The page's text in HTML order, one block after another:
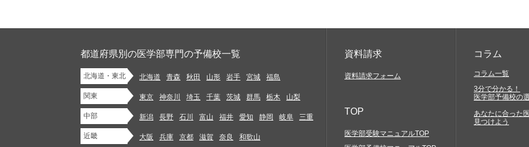
2.未成年者の健全な保護育成を害するような行為をすること
3.法令や条例に違反する行為を行うこと
4.自分以外の人物を名乗ったり、代表権や代理権がないにもかかわらず会社などの組織を名乗ったり、または他の人物や組織と提携、協力関係にある
5.他のお客様または第三者との間での、売買等金銭的な利害の発生する行為及び代価性のない物品の交換や贈与等経済的な利害関係の生じること、並
6. 商業用の広告、宣伝を目的としたコンテンツ、ジャンクメール、スパムメール、チェーンレター、無限連鎖講、その他勧誘を目的とするコンテンツ
7. 法令または本規約において認められている場合を除き、当社サイトの提供する情報を当社の事前の同意なく、複写、もしくはその他の方法により再
改訂：2007年7月30日
改訂：2013年12月10日
株式会社イトクロ 代表取締役 CEO 山木 学
代表取締役 COO 領下 崇
【個人情報に関するお問い合わせ】
株式会社イトクロ 開発部長info.privacy@itokuro.jp
〒141-0021 東京都品川区上大崎３丁目１番１号 JR東急目黒ビル4F
当社における個人情報の取扱いについて
都道府県別の医学部専門の予備校一覧
北海道・東北 北海道 青森 秋田 山形 岩手 宮城 福島
関東 東京 神奈川 埼玉 千葉 茨城 群馬 栃木 山梨
中部 新潟 長野 石川 富山 福井 愛知 静岡 岐阜 三重
近畿 大阪 兵庫 京都 滋賀 奈良 和歌山
資料請求
資料請求フォーム
TOP
医学部受験マニュアルTOP
コラム
コラム一覧
3分で分かる！
医学部予備校の
あなたに合った
見つけよう